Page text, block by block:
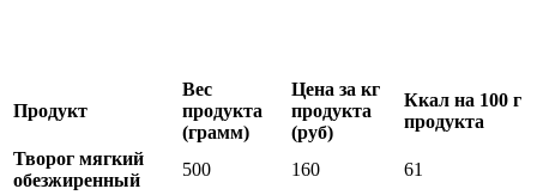
Продукт
Вес
продукта
(грамм)
Цена за кг
продукта
(руб)
Ккал на 100 г
продукта
Творог мягкий
обезжиренный
500 160
61